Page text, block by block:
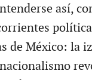
así,
de México: la